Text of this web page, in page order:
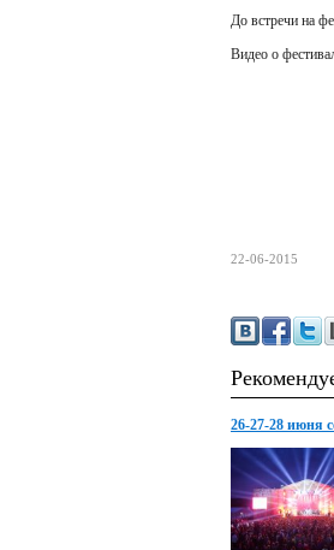
До встречи на
Видео о
22-06-2015
26-27-28 июня